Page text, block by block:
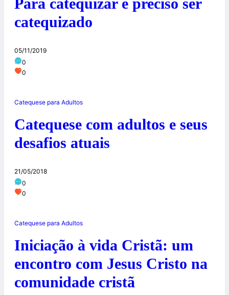
catequizado
05/11/2019
0
0
Catequese para Adultos
Catequese com adultos e seus
desafios atuais
21/05/2018
0
0
Catequese para Adultos
Iniciação à vida Cristã: um
encontro com Jesus Cristo na
comunidade cristã